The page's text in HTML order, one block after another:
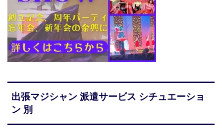
出張マジシャン 派遣サービス シチュエーショ
ン 別